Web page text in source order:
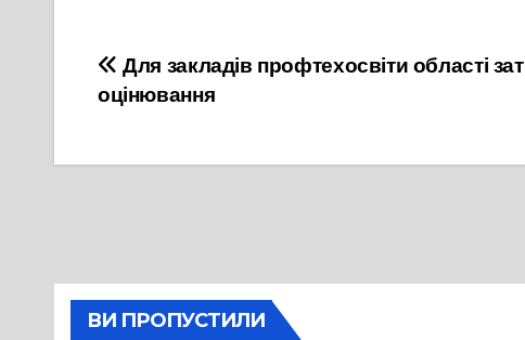
Навігація
записів
Для закладів профтехосвіти області
оцінювання
ВИ ПРОПУСТИЛИ